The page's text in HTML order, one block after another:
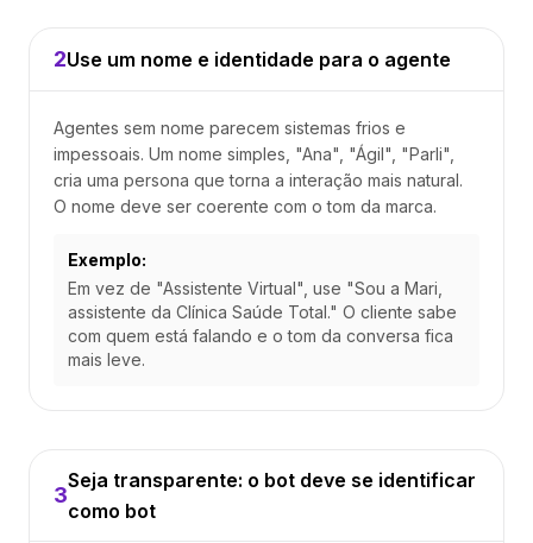
2Use um nome e identidade para o agente
Agentes sem nome parecem sistemas frios e
impessoais. Um nome simples, "Ana", "Ágil", "Parli",
cria uma persona que torna a interação mais natural.
O nome deve ser coerente com o tom da marca.
Exemplo:
Em vez de "Assistente Virtual", use "Sou a Mari,
assistente da Clínica Saúde Total." O cliente sabe
com quem está falando e o tom da conversa fica
mais leve.
3
Seja transparente: o bot deve se identificar
como bot